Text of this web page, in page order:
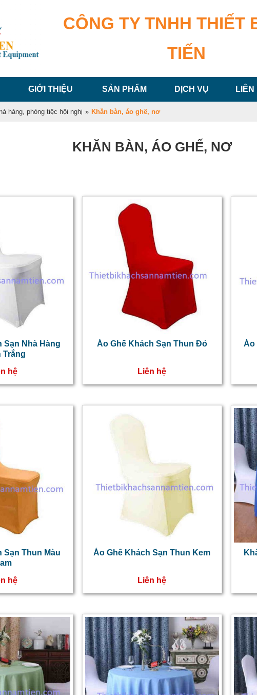
CÔNG TY TNHH THIẾT
TIẾN
GIỚI THIỆU SẢN PHẨM DỊCH VỤ LIÊN
hàng, phòng tiệc hội nghị » Khăn bàn, áo ghế, nơ
KHĂN BÀN, ÁO GHẾ, NƠ
Sạn Nhà Hàng
Trắng
hệ
Áo Ghế Khách Sạn Thun Đỏ
Liên hệ
Áo
Sạn Thun Màu
hệ
Áo Ghế Khách Sạn Thun Kem
Liên hệ